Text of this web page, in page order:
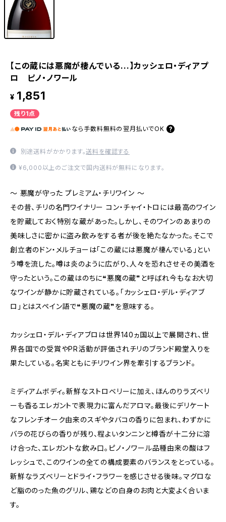
【この蔵には悪魔が棲んでいる...】カッシェロ・ディアプ
ロ ピノ・ノワール
¥ 1,851
残り1点
なら 手数料無料の 翌月払いでOK
別途送料がかかります。送料を確認する
¥6,000以上のご注文で国内送料が無料になります。
～ 悪魔が守った プレミアム・チリワイン ～
その昔、チリの名門ワイナリー コン・チャイ・トロには最高のワイン
を貯蔵しておく特別な蔵があった。しかし、そのワインのあまりの
美味しさに密かに盗み飲みをする者が後を絶たなかった。そこで
創立者のドン・メルチョーは「この蔵には悪魔が棲んでいる」とい
う噂を流した。噂は炎のように広がり、人々を恐れさせその美酒を
守ったという。この蔵はのちに❝悪魔の蔵❞と呼ばれ今もなお大切
なワインが静かに貯蔵されている。「カッシェロ・デル・ディアブ
ロ」とはスペイン語で❝悪魔の蔵❞を意味する。
カッシェロ・デル・ディアブロは世界140ヵ国以上で展開され、世
界各国での受賞やPR活動が評価されチリのブランド殿堂入りを
果たしている。名実ともにチリワイン界を牽引するブランド。
ミディアムボディ。新鮮なストロベリーに加え、ほんのりラズベリ
ーも香るエレガントで表現力に富んだアロマ。最後にデリケート
なフレンチオーク由来のスギやタバコの香りに包まれ、わずかに
バラの花びらの香りが残り、程よいタンニンと樽香が十二分に溶
け合った、エレガントな飲み口。ピノ・ノワール品種由来の酸はフ
レッシュで、このワインの全ての構成要素のバランスをとっている。
新鮮なラズベリーとドライ・フラワーを感じさせる後味。マグロな
ど脂ののった魚のグリル、鶏などの白身のお肉と大変よく合いま
す。